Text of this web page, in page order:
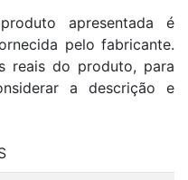
apresentada é
pelo fabricante.
reais do produto, para
a descrição e